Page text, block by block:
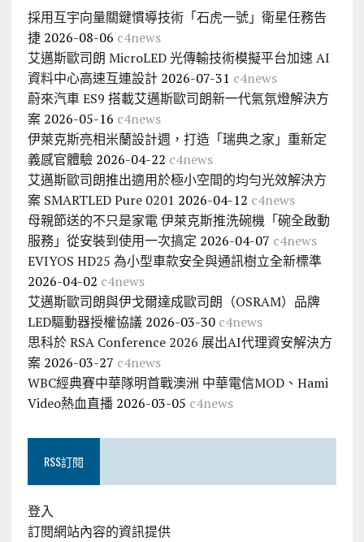
採用互宇向量關鍵慣導技術「石虎一號」衛星任務告
捷 2026-08-06 c4news
艾邁斯歐司朗 MicroLED 光傳輸技術模擬平台加速 AI
資料中心高速互連設計 2026-07-31 c4news
蔚來汽車 ES9 搭載艾邁斯歐司朗新一代氣氛燈解決方
案 2026-05-16 c4news
伊萊克斯亮相米蘭設計週，打造「瑞典之家」重新定
義感官體驗 2026-04-22 c4news
艾邁斯歐司朗推出適用於極小空間的均勻光效解決方
案 SMARTLED Pure 0201 2026-04-12 c4news
母親節送的不只是家電 伊萊克斯推洗碗機「碗全啟動
服務」從安裝到使用一次搞定 2026-04-07 c4news
EVIYOS HD25 為小型車款安全與通訊樹立全新標準
2026-04-02 c4news
艾邁斯歐司朗與伊戈爾達成歐司朗（OSRAM）品牌
LED驅動器授權協議 2026-03-30 c4news
思科於 RSA Conference 2026 展出AI代理資安解決方
案 2026-03-27 c4news
WBC經典賽中華隊明首戰澳洲 中華電信MOD、Hami
Video熱血直播 2026-03-05 c4news
RSS訂閱
登入
訂閱網站內容的資訊提供